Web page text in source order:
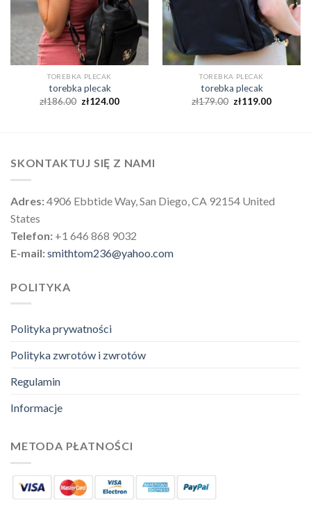
TOREBKA PLECAK
torebka plecak
zł186.00 zł124.00
TOREBKA PLECAK
torebka plecak
zł179.00 zł119.00
SKONTAKTUJ SIĘ Z NAMI
Adres:4906 Ebbtide Way, San Diego, CA 92154 United
States
Telefon: +1 646 868 9032
E-mail:smithtom236@yahoo.com
POLITYKA
Polityka prywatności
Polityka zwrotów i zwrotów
Regulamin
Informacje
METODA PŁATNOŚCI